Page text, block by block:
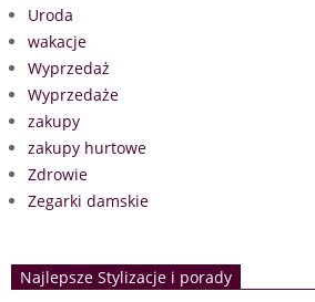
Uroda
wakacje
Wyprzedaż
Wyprzedaże
zakupy
zakupy hurtowe
Zdrowie
Zegarki damskie
Najlepsze Stylizacje i porady